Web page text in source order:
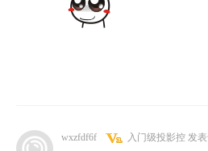
wxzfdf6f 入门级投影控 发